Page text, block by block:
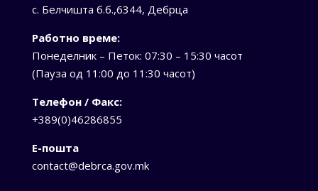
с. Белчишта б.б.,6344, Дебрца
Работно време:
Понеделник – Петок: 07:30 – 15:30 часот
(Пауза од 11:00 до 11:30 часот)
Телефон / Факс:
+389(0)46286855
Е-пошта
contact@debrca.gov.mk